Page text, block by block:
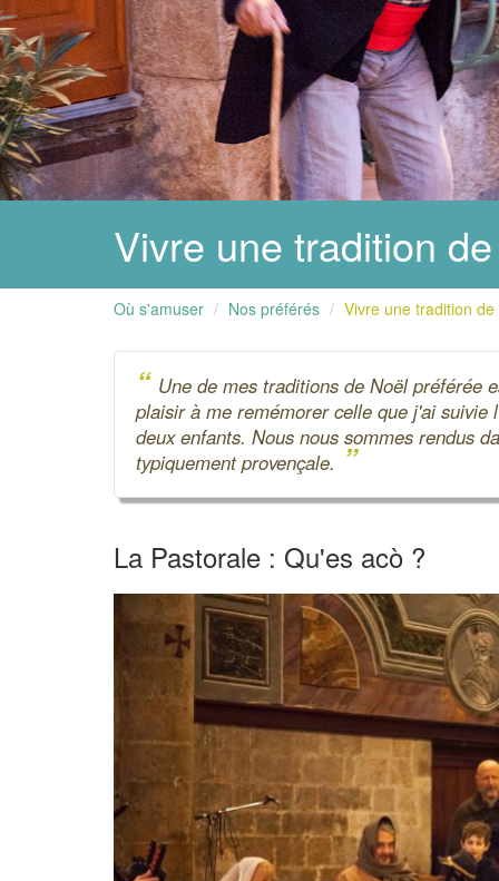
Vivre une tradition
Où s'amuser Nos préférés Vivre une tradition
“ Une de mes traditions de Noël préférée
plaisir à me remémorer celle que j'ai
deux enfants. Nous nous sommes rendus
typiquement provençale. ”
La Pastorale : Qu'es acò ?